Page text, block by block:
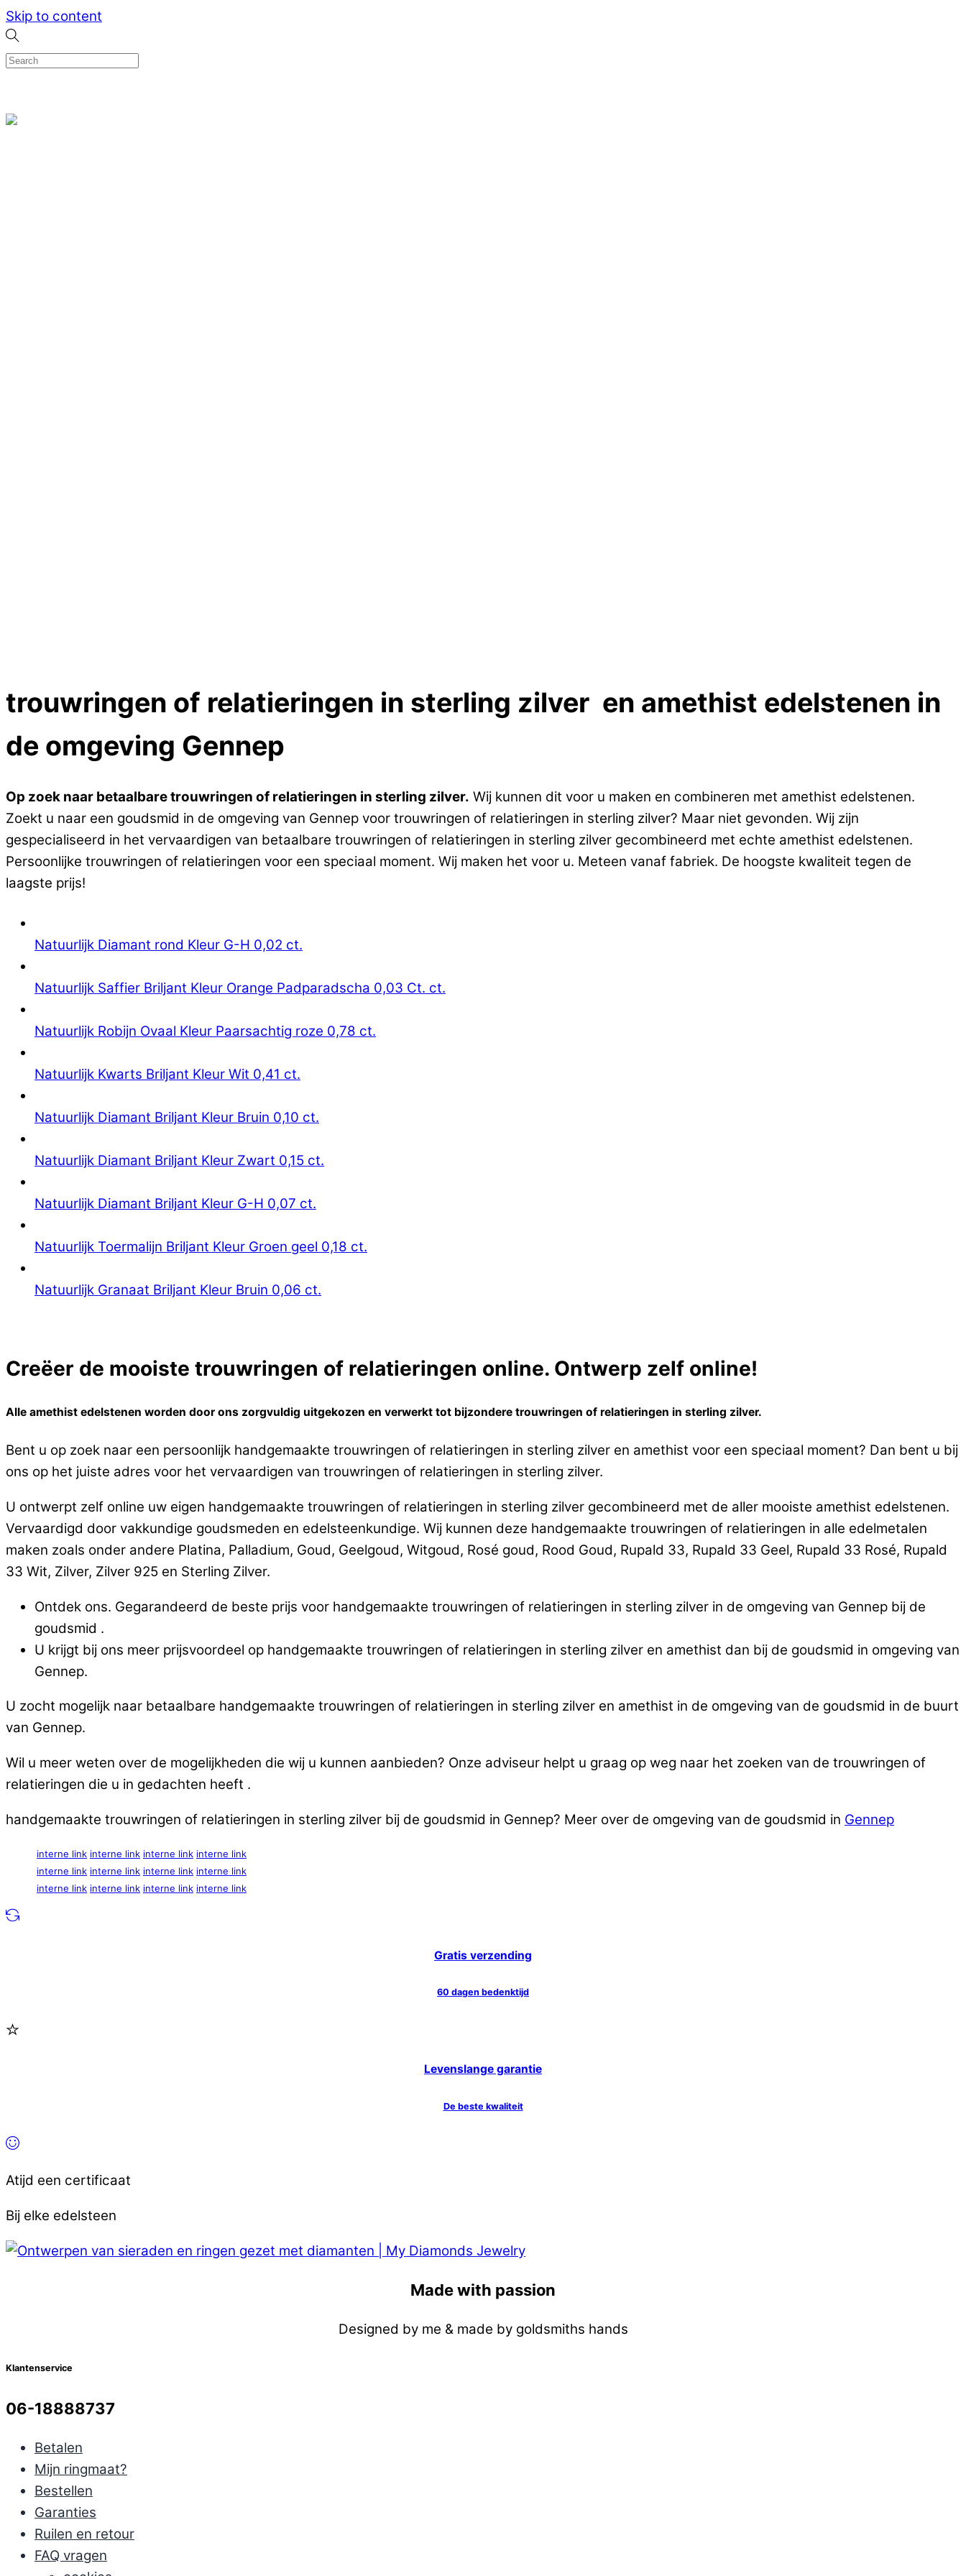
Skip to content
trouwringen of relatieringen in sterling zilver en amethist edelstenen in
de omgeving Gennep
Op zoek naar betaalbare trouwringen of relatieringen in sterling zilver. Wij kunnen dit voor u maken en combineren met amethist edelstenen.
Zoekt u naar een goudsmid in de omgeving van Gennep voor trouwringen of relatieringen in sterling zilver? Maar niet gevonden. Wij zijn
gespecialiseerd in het vervaardigen van betaalbare trouwringen of relatieringen in sterling zilver gecombineerd met echte amethist edelstenen.
Persoonlijke trouwringen of relatieringen voor een speciaal moment. Wij maken het voor u. Meteen vanaf fabriek. De hoogste kwaliteit tegen de
laagste prijs!
Natuurlijk Diamant rond Kleur G-H 0,02 ct.
Natuurlijk Saffier Briljant Kleur Orange Padparadscha 0,03 Ct. ct.
Natuurlijk Robijn Ovaal Kleur Paarsachtig roze 0,78 ct.
Natuurlijk Kwarts Briljant Kleur Wit 0,41 ct.
Natuurlijk Diamant Briljant Kleur Bruin 0,10 ct.
Natuurlijk Diamant Briljant Kleur Zwart 0,15 ct.
Natuurlijk Diamant Briljant Kleur G-H 0,07 ct.
Natuurlijk Toermalijn Briljant Kleur Groen geel 0,18 ct.
Natuurlijk Granaat Briljant Kleur Bruin 0,06 ct.
Creëer de mooiste trouwringen of relatieringen online. Ontwerp zelf online!
Alle amethist edelstenen worden door ons zorgvuldig uitgekozen en verwerkt tot bijzondere trouwringen of relatieringen in sterling zilver.
Bent u op zoek naar een persoonlijk handgemaakte trouwringen of relatieringen in sterling zilver en amethist voor een speciaal moment? Dan bent u bij
ons op het juiste adres voor het vervaardigen van trouwringen of relatieringen in sterling zilver.
U ontwerpt zelf online uw eigen handgemaakte trouwringen of relatieringen in sterling zilver gecombineerd met de aller mooiste amethist edelstenen.
Vervaardigd door vakkundige goudsmeden en edelsteenkundige. Wij kunnen deze handgemaakte trouwringen of relatieringen in alle edelmetalen
maken zoals onder andere Platina, Palladium, Goud, Geelgoud, Witgoud, Rosé goud, Rood Goud, Rupald 33, Rupald 33 Geel, Rupald 33 Rosé, Rupald
33 Wit, Zilver, Zilver 925 en Sterling Zilver.
Ontdek ons. Gegarandeerd de beste prijs voor handgemaakte trouwringen of relatieringen in sterling zilver in de omgeving van Gennep bij de
goudsmid .
U krijgt bij ons meer prijsvoordeel op handgemaakte trouwringen of relatieringen in sterling zilver en amethist dan bij de goudsmid in omgeving van
Gennep.
U zocht mogelijk naar betaalbare handgemaakte trouwringen of relatieringen in sterling zilver en amethist in de omgeving van de goudsmid in de buurt
van Gennep.
Wil u meer weten over de mogelijkheden die wij u kunnen aanbieden? Onze adviseur helpt u graag op weg naar het zoeken van de trouwringen of
relatieringen die u in gedachten heeft .
handgemaakte trouwringen of relatieringen in sterling zilver bij de goudsmid in Gennep? Meer over de omgeving van de goudsmid in Gennep
interne link interne link interne link interne link
interne link interne link interne link interne link
interne link interne link interne link interne link
Gratis verzending
60 dagen bedenktijd
Levenslange garantie
De beste kwaliteit
Atijd een certificaat
Bij elke edelsteen
Made with passion
Designed by me & made by goldsmiths hands
Klantenservice
06-18888737
Betalen
Mijn ringmaat?
Bestellen
Garanties
Ruilen en retour
FAQ vragen